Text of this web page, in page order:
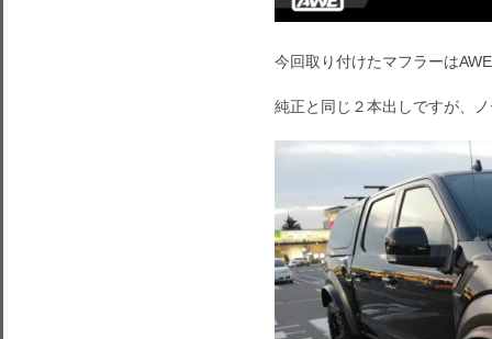
今回取り付けたマフラーは
純正と同じ２本出しですが、